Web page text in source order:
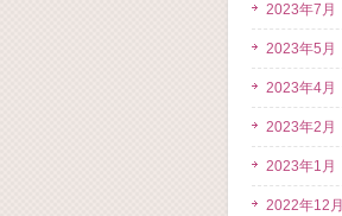
2023年7月
2023年5月
2023年4月
2023年2月
2023年1月
2022年12月